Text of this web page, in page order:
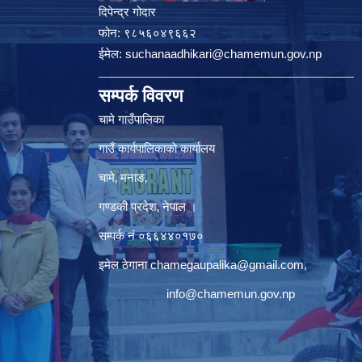
दिपेन्द्र गोदार
फोन: ९८५६०४९६६२
ईमेल: suchanaadhikari@chamemun.gov.np
सम्पर्क विवरण
चामे गाउँपालिका
गाउँ कार्यपालिकाकाे कार्यालय
चामे‚ मनाङ‚
गण्डकी प्रदेश‚ नेपाल ।
सम्पर्क न‌ं‍ ०६६४४०१७०
इमेल ठेगानाchamegaupalika@gmail.com,
info@chamemun.gov.np